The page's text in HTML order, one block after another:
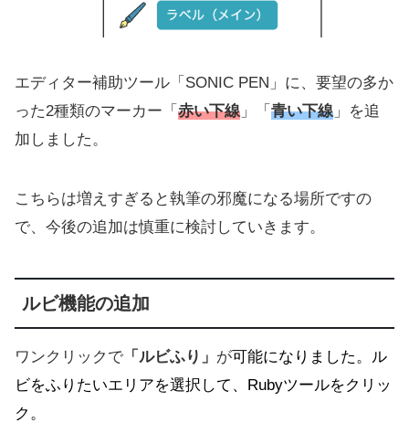
エディター補助ツール「SONIC PEN」に、要望の多か
った2種類のマーカー「 赤い下線 」「 青い下線 」を追
加しました。
こちらは増えすぎると執筆の邪魔になる場所ですの
で、今後の追加は慎重に検討していきます。
ルビ機能の追加
ワンクリックで 「ルビふり」 が可能になりました。ル
ビをふりたいエリアを選択して、Rubyツールをクリッ
ク。